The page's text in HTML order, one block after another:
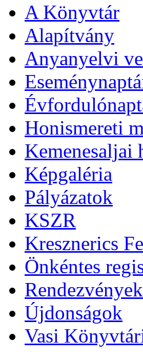
A Könyvtár
Alapítvány
Anyanyelvi
Honismereti
Kemenesaljai
Képgaléria
Pályázatok
KSZR
Kresznerics
Önkéntes
Rendezvények
Újdonságok
Vasi